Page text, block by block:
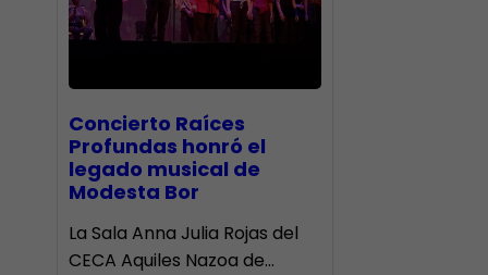
​Concierto Raíces
Profundas honró el
legado musical de
Modesta Bor
La Sala Anna Julia Rojas del
CECA Aquiles Nazoa de…